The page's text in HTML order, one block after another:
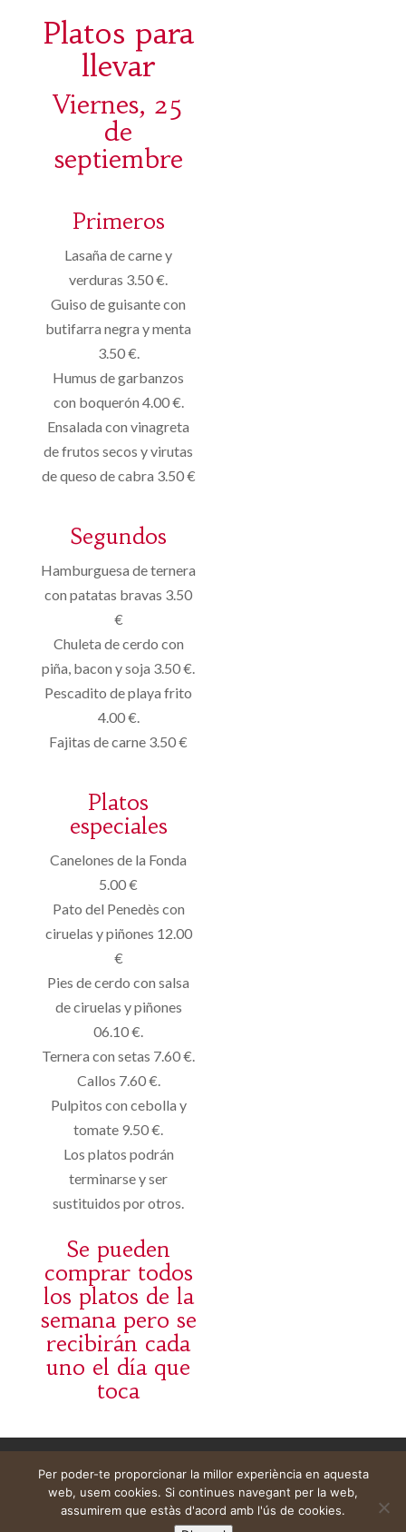
Platos para
llevar
Viernes, 25
de
septiembre
Primeros
Lasaña de carne y
verduras 3.50 €.
Guiso de guisante con
butifarra negra y menta
3.50 €.
Humus de garbanzos
con boquerón 4.00 €.
Ensalada con vinagreta
de frutos secos y virutas
de queso de cabra 3.50 €
Segundos
Hamburguesa de ternera
con patatas bravas 3.50
€
Chuleta de cerdo con
piña, bacon y soja 3.50 €.
Pescadito de playa frito
4.00 €.
Fajitas de carne 3.50 €
Platos
especiales
Canelones de la Fonda
5.00 €
Pato del Penedès con
ciruelas y piñones 12.00
€
Pies de cerdo con salsa
de ciruelas y piñones
06.10 €.
Ternera con setas 7.60 €.
Callos 7.60 €.
Pulpitos con cebolla y
tomate 9.50 €.
Los platos podrán
terminarse y ser
sustituidos por otros.
Se pueden
comprar todos
los platos de la
semana pero se
recibirán cada
uno el día que
toca
Per poder-te proporcionar la millor experiència en aquesta
web, usem cookies. Si continues navegant per la web,
assumirem que estàs d'acord amb l'ús de cookies.